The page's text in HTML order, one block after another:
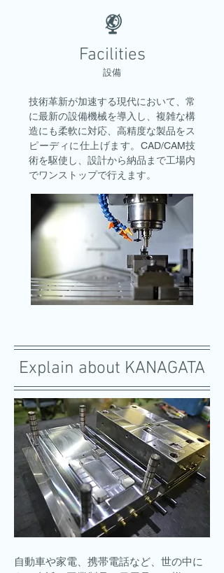
Facilities
設備
技術革新が加速する現代において、常
に最新の設備機械を導入し、複雑な構
造にも柔軟に対応、高精度な製品をス
ピーディに仕上げます。CAD/CAM技
術を駆使し、設計から納品まで工場内
でワンストップで行えます。
Explain about KANAGATA
自動車や家電、携帯電話など、世の中に